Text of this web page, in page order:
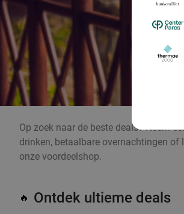
Op zoek naar de beste deals? Neem
drinken, betaalbare overnachtingen
onze voordeelshop.
🔥 Ontdek ultieme deals